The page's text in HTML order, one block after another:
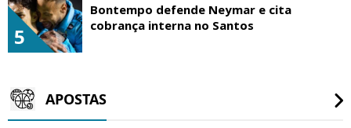
5
Bontempo defende Neymar e cita
cobrança interna no Santos
APOSTAS